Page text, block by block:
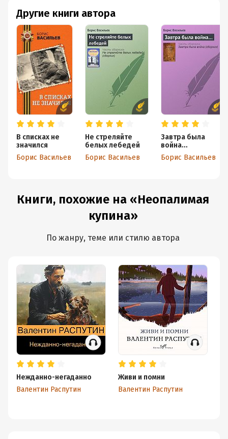
Другие книги автора
В списках не
значился
Борис Васильев
Не стреляйте
белых лебедей
Борис Васильев
Завтра была
война…
Борис Васильев
Книги, похожие на «Неопалимая
купина»
По жанру, теме или стилю автора
Нежданно-негаданно
Валентин Распутин
Живи и помни
Валентин Распутин